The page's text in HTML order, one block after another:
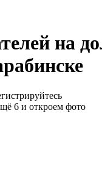
на
6 и откроем фото